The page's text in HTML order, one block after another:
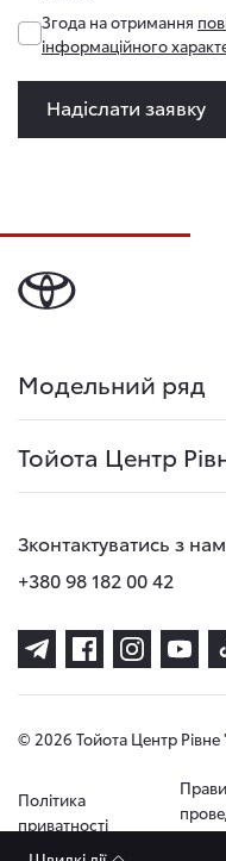
Згода на отримання
інформаційного
Надіслати заявку
Модельний ряд
Тойота Центр
Зконтактуватись з
+380 98 182 00 42
© 2026 Тойота Центр Рівне
Політика
приватності
тест-